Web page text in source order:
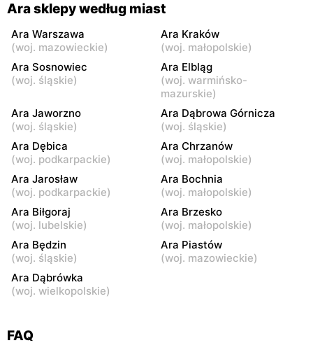
Ara sklepy według miast
Ara Warszawa
(woj. mazowieckie)
Ara Kraków
(woj. małopolskie)
Ara Sosnowiec
(woj. śląskie)
Ara Elbląg
(woj. warmińsko-
mazurskie)
Ara Jaworzno
(woj. śląskie)
Ara Dąbrowa Górnicza
(woj. śląskie)
Ara Dębica
(woj. podkarpackie)
Ara Chrzanów
(woj. małopolskie)
Ara Jarosław
(woj. podkarpackie)
Ara Bochnia
(woj. małopolskie)
Ara Biłgoraj
(woj. lubelskie)
Ara Brzesko
(woj. małopolskie)
Ara Będzin
(woj. śląskie)
Ara Piastów
(woj. mazowieckie)
Ara Dąbrówka
(woj. wielkopolskie)
FAQ